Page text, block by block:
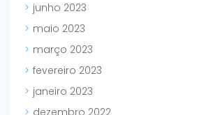
junho 2023
maio 2023
março 2023
fevereiro 2023
janeiro 2023